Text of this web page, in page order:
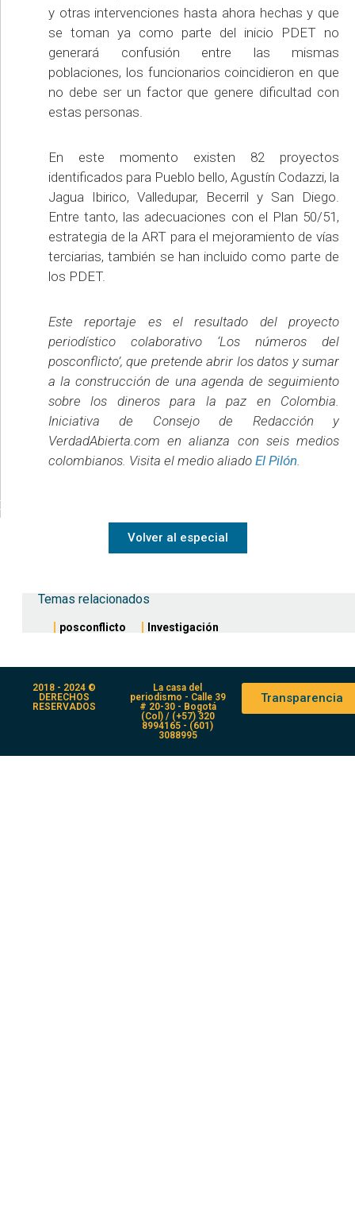
y otras intervenciones hasta ahora hechas y que
se toman ya como parte del inicio PDET no
generará confusión entre las mismas
poblaciones, los funcionarios coincidieron en que
no debe ser un factor que genere dificultad con
estas personas.
En este momento existen 82 proyectos
identificados para Pueblo bello, Agustín Codazzi, la
Jagua Ibirico, Valledupar, Becerril y San Diego.
Entre tanto, las adecuaciones con el Plan 50/51,
estrategia de la ART para el mejoramiento de vías
terciarias, también se han incluido como parte de
los PDET.
Este reportaje es el resultado del proyecto
periodístico colaborativo ‘Los números del
posconflicto’, que pretende abrir los datos y sumar
a la construcción de una agenda de seguimiento
sobre los dineros para la paz en Colombia.
Iniciativa de Consejo de Redacción y
VerdadAbierta.com en alianza con seis medios
colombianos. Visita el medio aliado El Pilón
Volver al especial
Temas relacionados
posconflicto Investigación
2018 - 2024 ©
DERECHOS
RESERVADOS
La casa del
periodismo - Calle 39
# 20-30 - Bogotá
(Col) / (+57) 320
8994165 - (601)
3088995
Transparencia